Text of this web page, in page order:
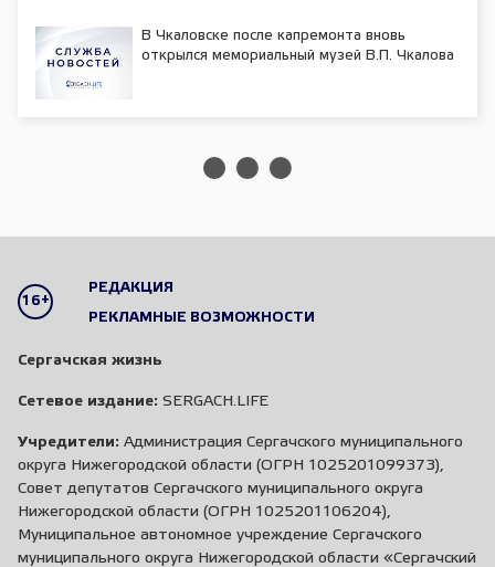
В Чкаловске после капремонта вновь
открылся мемориальный музей В.П. Чкалова
16+
РЕДАКЦИЯ
РЕКЛАМНЫЕ ВОЗМОЖНОСТИ
Сергачская жизнь
Сетевое издание: SERGACH.LIFE
Учредители: Администрация Сергачского муниципального
округа Нижегородской области (ОГРН 1025201099373),
Совет депутатов Сергачского муниципального округа
Нижегородской области (ОГРН 1025201106204),
Муниципальное автономное учреждение Сергачского
муниципального округа Нижегородской области «Сергачский